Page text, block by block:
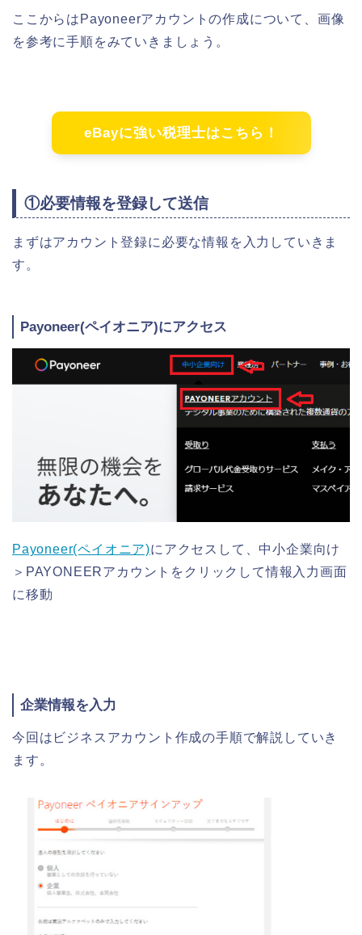
ここからはPayoneerアカウントの作成について、画像
を参考に手順をみていきましょう。
eBayに強い税理士はこちら！
①必要情報を登録して送信
まずはアカウント登録に必要な情報を入力していきま
す。
Payoneer(ペイオニア)にアクセス
Payoneer(ペイオニア)にアクセスして、中小企業向け
＞PAYONEERアカウントをクリックして情報入力画面
に移動
企業情報を入力
今回はビジネスアカウント作成の手順で解説していき
ます。